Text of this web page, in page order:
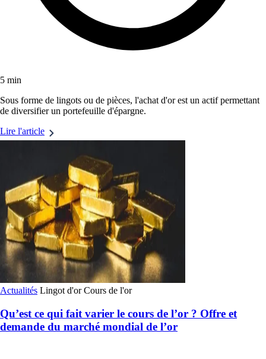
5 min
Sous forme de lingots ou de pièces, l'achat d'or est un actif permettant
de diversifier un portefeuille d'épargne.
Lire l'article
Actualités Lingot d'or Cours de l'or
Qu’est ce qui fait varier le cours de l’or ? Offre et
demande du marché mondial de l’or